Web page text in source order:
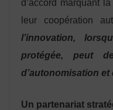
d’accord marquant
leur coopération
l’innovation,
protégée, peut
d’autonomisation
Un partenariat